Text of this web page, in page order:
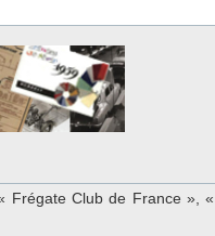
Club de France »,